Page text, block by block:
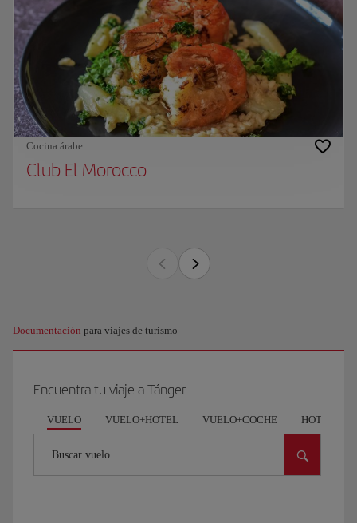
Cocina árabe
Club El Morocco
Documentación para viajes de turismo
Encuentra tu viaje a Tánger
VUELO VUELO+HOTEL VUELO+COCHE HOTEL
Buscar vuelo